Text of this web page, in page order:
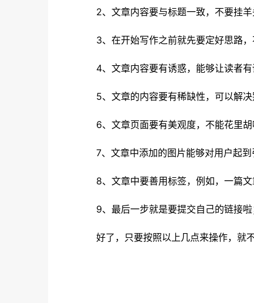
2、文章内容要与标题一致，不要挂羊
3、在开始写作之前就先要定好思路，
4、文章内容要有诱惑，能够让读者有
5、文章的内容要有稀缺性，可以解决
6、文章页面要有美观度，不能花里胡
7、文章中添加的图片能够对用户起到
8、文章中要善用标签，例如，一篇文
9、最后一步就是要提交自己的链接啦
好了，只要按照以上几点来操作，就不